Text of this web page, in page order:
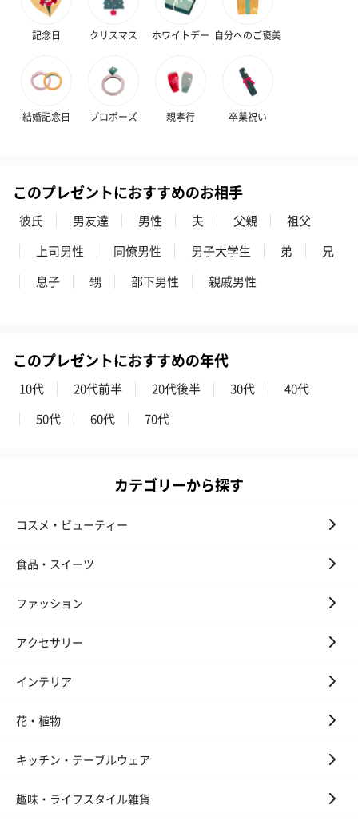
愛らしいぬいぐるみを同梱してお届けします。
誕生日・記念日・出産祝いなどのシーンにおすすめです。
紅茶・コーヒー・スイーツ
への＋αにおすすめです。
アールグレイ（HAPPY
（660円）
フルーツティ
記念日 クリスマス ホワイトデー 自分へのご褒美
結婚記念日 プロポーズ 親孝行 卒業祝い
このプレゼントにおすすめのお相手
彼氏 男友達 男性 夫 父親
祖父
上司男性
同僚男性 男子大学生 弟
兄
息子
甥 部下男性 親戚男性
このプレゼントにおすすめの年代
10代 20代前半 20代後半 30代
40代
50代
60代 70代
カテゴリーから探す
コスメ・ビューティー
食品・スイーツ
ファッション
アクセサリー
インテリア
花・植物
キッチン・テーブルウェア
趣味・ライフスタイル雑貨